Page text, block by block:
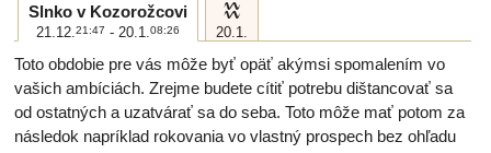
Slnko v Kozorožcovi
21.12.21:47 - 20.1.08:26
k
20.1.
Toto obdobie pre vás môže byť opäť akýmsi spomalením vo
vašich ambíciách. Zrejme budete cítiť potrebu dištancovať sa
od ostatných a uzatvárať sa do seba. Toto môže mať potom za
následok napríklad rokovania vo vlastný prospech bez ohľadu